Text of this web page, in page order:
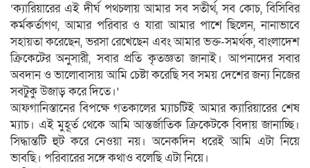
‘ক্যারিয়ারের এই দীর্ঘ পথচলায় আমার সব সতীর্থ, সব কোচ, বিসিবির
কর্মকর্তাগণ, আমার পরিবার ও যারা আমার পাশে ছিলেন, নানাভাবে
সহায়তা করেছেন, ভরসা রেখেছেন এবং আমার ভক্ত-সমর্থক, বাংলাদেশ
ক্রিকেটের অনুসারী, সবার প্রতি কৃতজ্ঞতা জানাই। আপনাদের সবার
অবদান ও ভালোবাসায় আমি চেষ্টা করেছি সব সময় দেশের জন্য নিজের
সবটুকু উজাড় করে দিতে।’
আফগানিস্তানের বিপক্ষে গতকালের ম্যাচটিই আমার ক্যারিয়ারের শেষ
ম্যাচ। এই মুহূর্ত থেকে আমি আন্তর্জাতিক ক্রিকেটকে বিদায় জানাচ্ছি।
সিদ্ধান্তটি হুট করে নেওয়া নয়। অনেকদিন ধরেই আমি এটা নিয়ে
ভাবছি। পরিবারের সঙ্গে কথাও বলেছি এটা নিয়ে।